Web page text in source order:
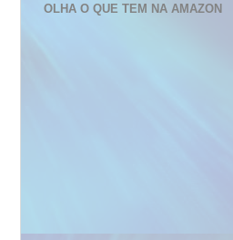
OLHA O QUE TEM NA AMAZON